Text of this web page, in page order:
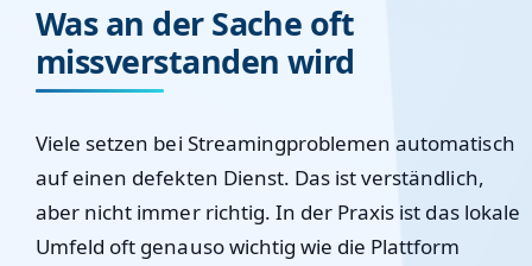
Was an der Sache oft
missverstanden wird
Viele setzen bei Streamingproblemen automatisch
auf einen defekten Dienst. Das ist verständlich,
aber nicht immer richtig. In der Praxis ist das lokale
Umfeld oft genauso wichtig wie die Plattform